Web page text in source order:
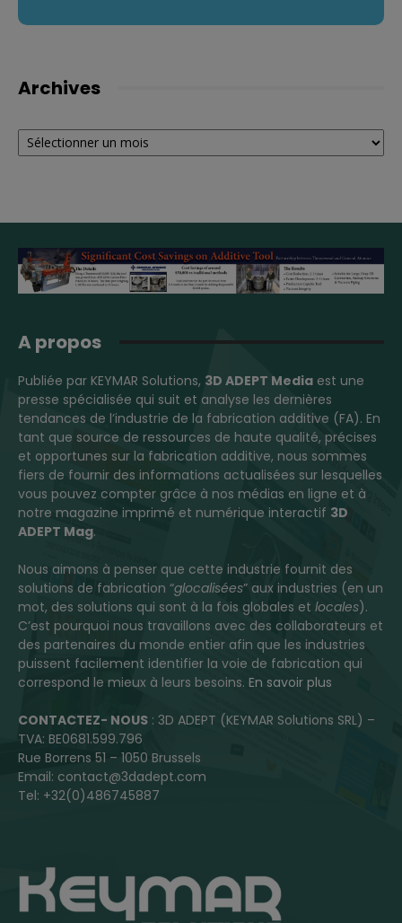
Archives
Archives
A propos
Publiée par KEYMAR Solutions, 3D ADEPT Media est une
presse spécialisée qui suit et analyse les dernières
tendances de l’industrie de la fabrication additive (FA). En
tant que source de ressources de haute qualité, précises
et opportunes sur la fabrication additive, nous sommes
fiers de fournir des informations actualisées sur lesquelles
vous pouvez compter grâce à nos médias en ligne et à
notre magazine imprimé et numérique interactif 3D
ADEPT Mag.
Nous aimons à penser que cette industrie fournit des
solutions de fabrication “glocalisées” aux industries (en un
mot, des solutions qui sont à la fois globales et locales).
C’est pourquoi nous travaillons avec des collaborateurs et
des partenaires du monde entier afin que les industries
puissent facilement identifier la voie de fabrication qui
correspond le mieux à leurs besoins. En savoir plus
CONTACTEZ- NOUS : 3D ADEPT (KEYMAR Solutions SRL) –
TVA: BE0681.599.796
Rue Borrens 51 – 1050 Brussels
Email: contact@3dadept.com
Tel: +32(0)486745887